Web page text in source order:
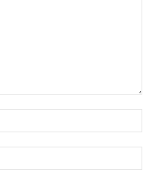
:*
:*